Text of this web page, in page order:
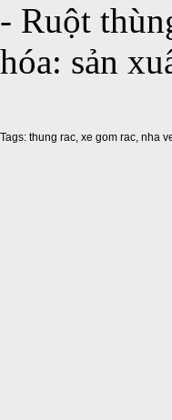
- Ruột
hóa: sản
Tags: thung rac, xe gom rac, nha